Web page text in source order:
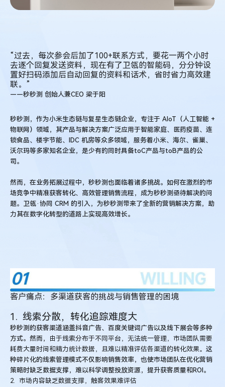
“过去，每次参会后加了100+联系方式，要花一两个小时
去逐个回复发送资料，现在有了卫瓴的智能码，分分钟设
置好扫码添加后自动回复的资料和话术，省时省力高效建
联。”
——秒秒测 创始人兼CEO 梁于阳
秒秒测，作为小米生态链与复星生态链企业，专注于 AIoT（人工智能 +
物联网）领域，其产品与解决方案广泛应用于智能家庭、医药疫苗、连
锁食品、楼宇节能、IDC 机房等众多领域，服务着小米、海尔、雀巢、
沃尔玛等多家知名企业，是少有的同时具备toC产品与toB产品的公
司。
然而，在业务拓展过程中，秒秒测也面临着诸多挑战。如何在激烈的市
场竞争中精准获客转化、高效管理销售流程，成为秒秒测亟待解决的问
题。卫瓴·协同 CRM 的引入，为秒秒测带来了全新的营销解决方案，助
力其在数字化转型的道路上实现高效增长。
客户痛点：多渠道获客的挑战与销售管理的困境
1. 线索分散，转化追踪难度大
秒秒测的获客渠道涵盖抖音广告、百度关键词广告以及线下展会等多种
方式。然而，
由于线索分布于不同平台，无法统一管理，市场团队需要
耗费大量时间和精力统计数据，且难以精准评估各渠道的转化效果。 这
种碎片化的线索管理模式不仅影响销售效率，也使市场团队在优化营销
策略时缺乏数据支撑，难以科学调整投放资源，提升获客质量和ROI。
2. 市场内容缺乏数据支撑，触客效果难评估